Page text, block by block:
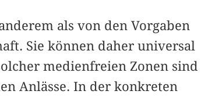
als von den Vorgaben
Sie können daher universal
medienfreien Zonen sind
Anlässe. In der konkreten